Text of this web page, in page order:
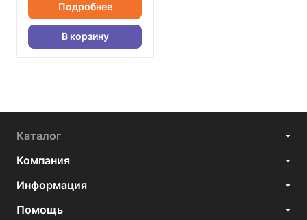
Подробнее
В корзину
Каталог
Компания
Информация
Помощь